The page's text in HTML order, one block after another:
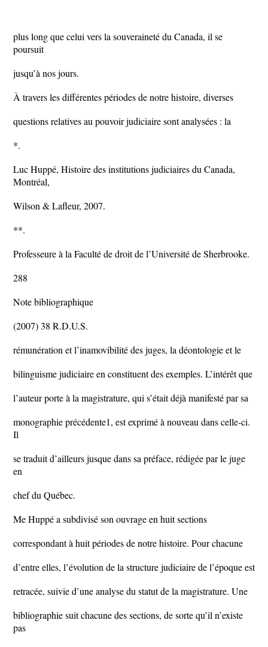
plus long que celui vers la souveraineté du Canada, il se
poursuit
jusqu’à nos jours.
À travers les différentes périodes de notre histoire, diverses
questions relatives au pouvoir judiciaire sont analysées : la
*.
Luc Huppé, Histoire des institutions judiciaires du Canada,
Montréal,
Wilson & Lafleur, 2007.
**.
Professeure à la Faculté de droit de l’Université de Sherbrooke.
288
Note bibliographique
(2007) 38 R.D.U.S.
rémunération et l’inamovibilité des juges, la déontologie et le
bilinguisme judiciaire en constituent des exemples. L’intérêt que
l’auteur porte à la magistrature, qui s’était déjà manifesté par sa
monographie précédente1, est exprimé à nouveau dans celle-ci.
Il
se traduit d’ailleurs jusque dans sa préface, rédigée par le juge
en
chef du Québec.
Me Huppé a subdivisé son ouvrage en huit sections
correspondant à huit périodes de notre histoire. Pour chacune
d’entre elles, l’évolution de la structure judiciaire de l’époque est
retracée, suivie d’une analyse du statut de la magistrature. Une
bibliographie suit chacune des sections, de sorte qu’il n’existe
pas